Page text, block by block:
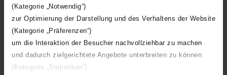
(Kategorie „Notwendig“)
zur Optimierung der Darstellung und des Verhaltens der Website
(Kategorie „Präferenzen“)
um die Interaktion der Besucher nachvollziehbar zu machen
und dadurch zielgerichtete Angebote unterbreiten zu können
(Kategorie „Statistiken“)